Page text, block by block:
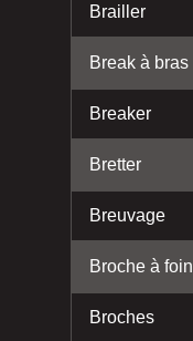
Brailler
Break à bras
Breaker
Bretter
Breuvage
Broche à foin
Broches